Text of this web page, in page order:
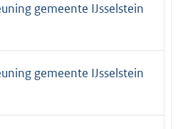
gemeente IJsselstein
gemeente IJsselstein